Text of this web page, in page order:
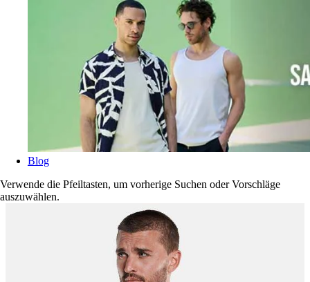
Blog
Verwende die Pfeiltasten, um vorherige Suchen oder Vorschläge
auszuwählen.